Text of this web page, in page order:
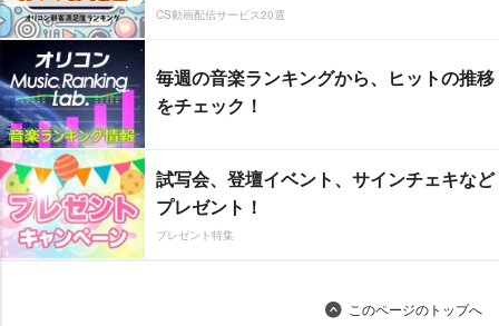
CS動画配信サービス20選
毎週の音楽ランキングから、ヒットの推移
をチェック！
試写会、登壇イベント、サインチェキなど
プレゼント！
プレゼント特集
このページのトップへ